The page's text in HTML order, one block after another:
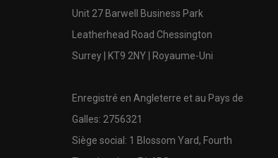
Unit 27 Barwell Business Park
Leatherhead Road Chessington
Surrey | KT9 2NY | Royaume-Uni
Enregistré en Angleterre et au Pays de
Galles: 2756321
Siège social: 1 Blossom Yard, Fourth